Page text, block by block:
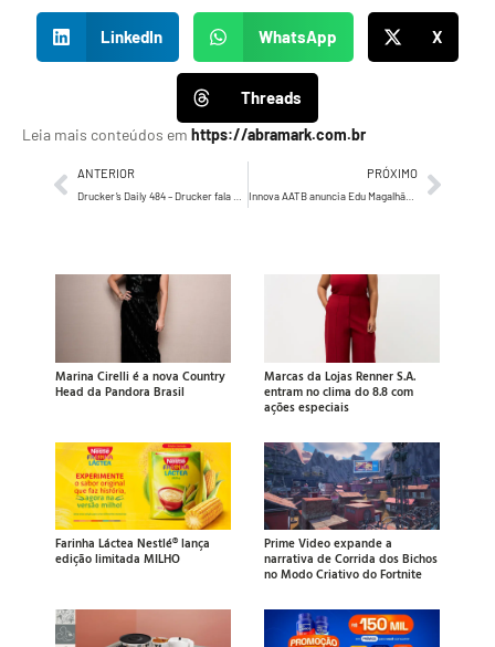
LinkedIn WhatsApp X
Threads
Leia mais conteúdos em https://abramark.com.br
ANTERIOR PRÓXIMO
Innova AATB anuncia Edu Magalhães e Thiago Higashi como diretores de arte
Marina Cirelli é a nova Country
Head da Pandora Brasil
Marcas da Lojas Renner S.A.
entram no clima do 8.8 com
ações especiais
Farinha Láctea Nestlé® lança
edição limitada MILHO
Prime Video expande a
narrativa de Corrida dos Bichos
no Modo Criativo do Fortnite